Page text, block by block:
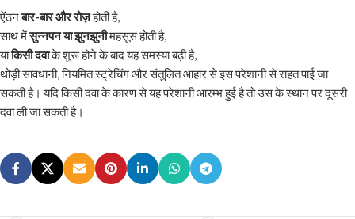
ऐंठनबार-बार और रोज़होती है,
साथ मेंसुन्नपन या झुनझुनीमहसूस होती है,
याकिसी दवाके शुरू होने के बाद यह समस्या बढ़ी है,
थोड़ी सावधानी, नियमित स्ट्रेचिंग और संतुलित आहार से इस परेशानी से राहत पाई जा
सकती है। यदि किसी दवा के कारण से यह परेशानी आरम्भ हुई है तो उस के स्थान पर दूसरी
दवा ली जा सकती है।